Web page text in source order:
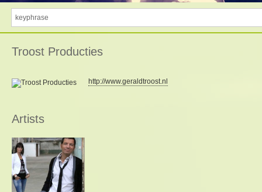
Troost Producties
http://www.geraldtroost.nl
Artists